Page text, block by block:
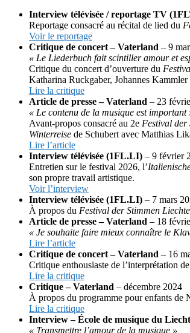
Interview télévisée / reportage TV
Reportage consacré au récital de lied du
Voir le reportage
Critique de concert – Vaterland – 9
« Le Liederbuch fait scintiller amour et
Critique du concert d’ouverture du
Katharina Ruckgaber, Johannes
Lire la critique
Article de presse – Vaterland – 23
« Le contenu de la musique est important
Avant-propos consacré au 2e Festival der
Winterreise de Schubert avec Matthias
Lire l’article
Interview télévisée (1FL.LI) – 9 février
Entretien sur le festival 2026, l’
son propre travail artistique.
Voir l’interview
Interview télévisée (1FL.LI) – 7 mars
À propos du Festival der Stimmen
Article de presse – Vaterland – 18
« Je souhaite faire mieux connaître le
Lire l’article
Critique de concert – Vaterland – 16
Critique enthousiaste de l’interprétation de
Lire la critique
Critique – Vaterland – décembre 2024
À propos du programme pour enfants de
Lire la critique
Interview – École de musique du
« Transmettre l’amour de la musique »